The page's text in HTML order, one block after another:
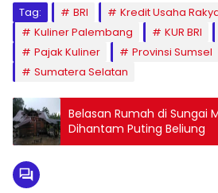
Tag: BRI
Kredit Usaha
Kuliner Palembang
KUR BRI
Pajak Kuliner
Provinsi Sumsel
Sumatera Selatan
Belasan Rumah di Sungai
Dihantam Puting Beliung